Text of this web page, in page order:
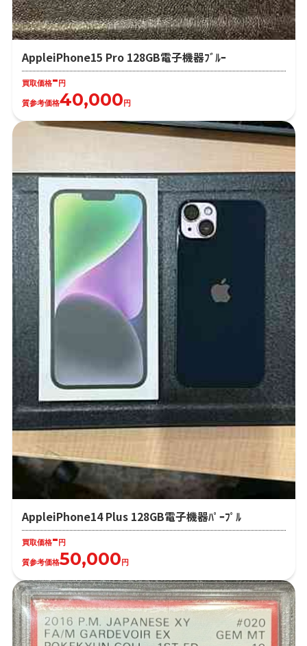
AppleiPhone15 Pro 128GB電子機器ﾌﾞﾙｰ
買取価格- 円
質参考価格40,000 円
AppleiPhone14 Plus 128GB電子機器ﾊﾟｰﾌﾟﾙ
買取価格-円
質参考価格50,000円